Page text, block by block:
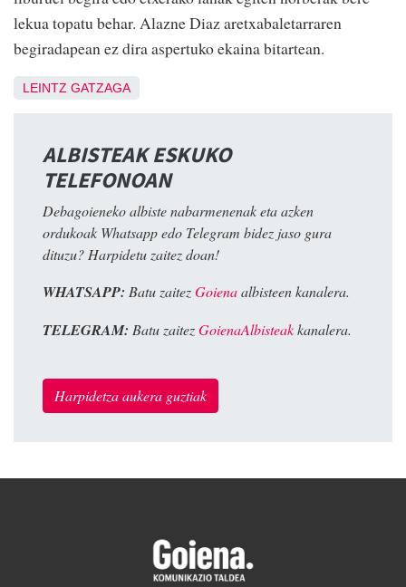
lekua topatu behar. Alazne Diaz aretxabaletarraren
begiradapean ez dira aspertuko ekaina bitartean.
LEINTZ GATZAGA
ALBISTEAK ESKUKO
TELEFONOAN
Debagoieneko albiste nabarmenenak eta azken
ordukoak Whatsapp edo Telegram bidez jaso gura
dituzu? Harpidetu zaitez doan!
WHATSAPP: Batu zaitezGoienaalbisteen kanalera.
TELEGRAM: Batu zaitezGoienaAlbisteakkanalera.
Harpidetza aukera guztiak